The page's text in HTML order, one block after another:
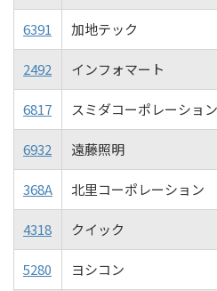
6391 加地テック
2492 インフォマート
6817 スミダコーポレーション
6932 遠藤照明
368A 北里コーポレーション
4318 クイック
5280 ヨシコン